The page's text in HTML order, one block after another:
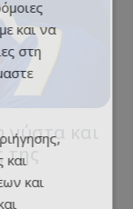
και
της
και να
στη
και
και